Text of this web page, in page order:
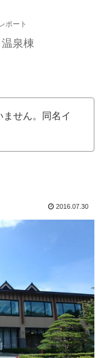
ポート
泉棟
せん。同名イ
2016.07.30